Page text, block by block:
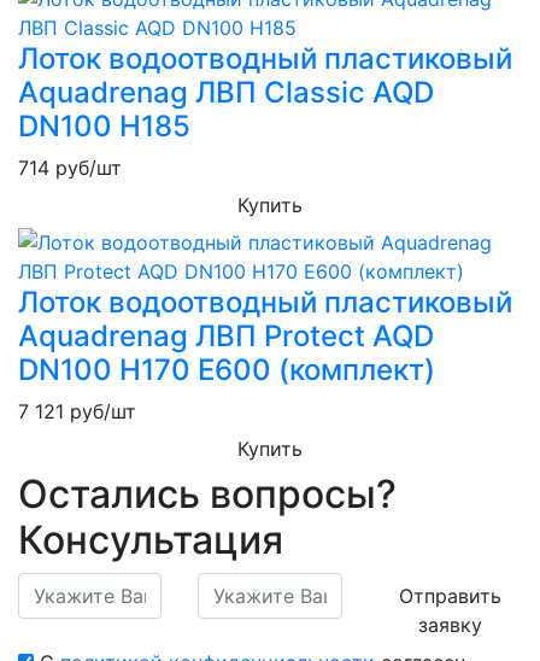
Лоток водоотводный пластиковый
Aquadrenag ЛВП Classic AQD
DN100 H185
714 руб/шт
Купить
Лоток водоотводный пластиковый
Aquadrenag ЛВП Protect AQD
DN100 H170 Е600 (комплект)
7 121 руб/шт
Купить
Остались вопросы?
Консультация
Отправить
заявку